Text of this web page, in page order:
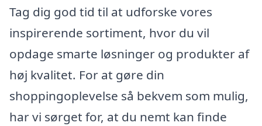
Tag dig god tid til at udforske vores
inspirerende sortiment, hvor du vil
opdage smarte løsninger og produkter af
høj kvalitet. For at gøre din
shoppingoplevelse så bekvem som mulig,
har vi sørget for, at du nemt kan finde